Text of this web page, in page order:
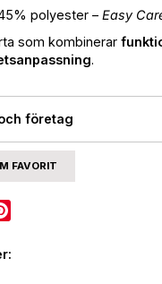
företag
polyester – Easy
som kombinerar
.
FAVORIT